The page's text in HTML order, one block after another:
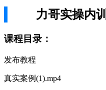
力哥实操内
课程目录：
发布教程
真实案例(1).mp4